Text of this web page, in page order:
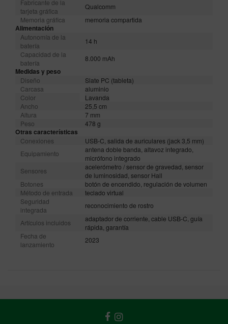
Fabricante de la
tarjeta gráfica
Qualcomm
Memoria gráfica
memoria compartida
Alimentación
Autonomía de la
batería
14 h
Capacidad de la
batería
8.000 mAh
Medidas y peso
Diseño
Slate PC (tableta)
Carcasa
aluminio
Color
Lavanda
Ancho
25,5 cm
Altura
7 mm
Peso
478 g
Otras características
Conexiones
USB-C, salida de auriculares (jack 3,5 mm)
Equipamiento
antena doble banda, altavoz integrado,
micrófono integrado
Sensores
acelerómetro / sensor de gravedad, sensor
de luminosidad, sensor Hall
Botones
botón de encendido, regulación de volumen
Método de entrada
teclado virtual
Seguridad
integrada
reconocimiento de rostro
Artículos incluidos
adaptador de corriente, cable USB-C, guía
rápida, garantía
Fecha de
lanzamiento
2023